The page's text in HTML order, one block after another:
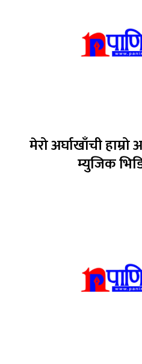
मेरो अर्घाखाँची
म्युजिक